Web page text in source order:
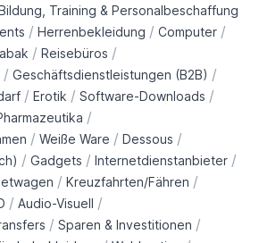
Training & Personalbeschaffung
/ Herrenbekleidung / Computer /
/ Reisebüros /
/ Geschäftsdienstleistungen (B2B) /
/ Erotik / Software-Downloads /
/
/ Weiße Ware / Dessous /
/ Gadgets / Internetdienstanbieter /
/ Kreuzfahrten/Fähren /
/ Audio-Visuell /
/ Sparen & Investitionen /